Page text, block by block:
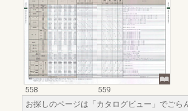
558
559
お探しのページは「カタログビュー」でごら